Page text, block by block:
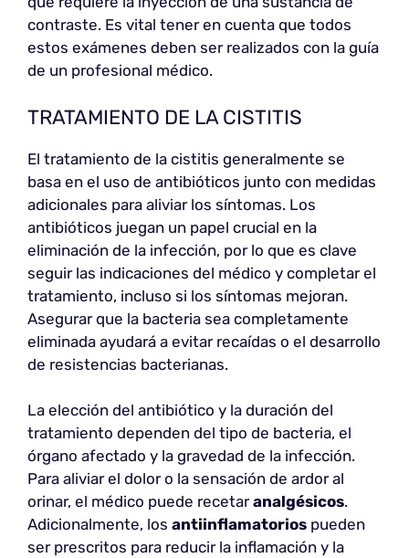
contraste. Es vital tener en cuenta que todos
estos exámenes deben ser realizados con la guía
de un profesional médico.
TRATAMIENTO DE LA CISTITIS
El tratamiento de la cistitis generalmente se
basa en el uso de antibióticos junto con medidas
adicionales para aliviar los síntomas. Los
antibióticos juegan un papel crucial en la
eliminación de la infección, por lo que es clave
seguir las indicaciones del médico y completar el
tratamiento, incluso si los síntomas mejoran.
Asegurar que la bacteria sea completamente
eliminada ayudará a evitar recaídas o el desarrollo
de resistencias bacterianas.
La elección del antibiótico y la duración del
tratamiento dependen del tipo de bacteria, el
órgano afectado y la gravedad de la infección.
Para aliviar el dolor o la sensación de ardor al
orinar, el médico puede recetaranalgésicos.
Adicionalmente, los antiinflamatorios pueden
ser prescritos para reducir la inflamación y la